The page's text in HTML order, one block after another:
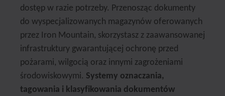
dostęp w razie potrzeby. Przenosząc dokumenty
do wyspecjalizowanych magazynów oferowanych
przez Iron Mountain, skorzystasz z zaawansowanej
infrastruktury gwarantującej ochronę przed
pożarami, wilgocią oraz innymi zagrożeniami
środowiskowymi. Systemy oznaczania,
tagowania i klasyfikowania dokumentów